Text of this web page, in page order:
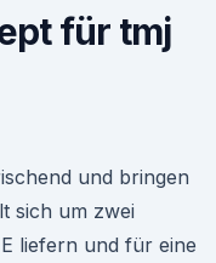
für tmj
und bringen
sich um zwei
liefern und für eine